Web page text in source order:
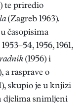
te priredio
(Zagreb 1963).
časopisima
1956, 1961,
(1956) i
a rasprave o
skupio je u knjizi
djelima snimljeni